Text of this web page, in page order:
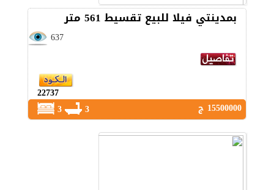
بمدينتي فيلا للبيع تقسيط 561 متر
637
22737
15500000 ج
3